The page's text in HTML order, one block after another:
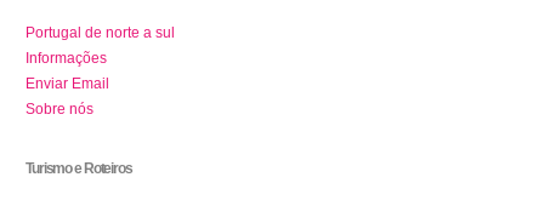
Portugal de norte a sul
Informações
Enviar Email
Sobre nós
Turismo e Roteiros